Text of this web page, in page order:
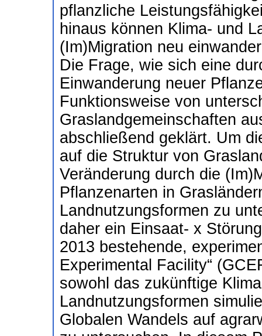
pflanzliche
hinaus können Klima- und
(Im)Migration neu
Die Frage, wie sich eine
Einwanderung neuer
Funktionsweise von
Graslandgemeinschaften
abschließend geklärt. Um
auf die Struktur von
Veränderung durch die
Pflanzenarten in
Landnutzungsformen zu
daher ein Einsaat- x
2013 bestehende,
Experimental Facility“
sowohl das zukünftige
Landnutzungsformen
Globalen Wandels auf